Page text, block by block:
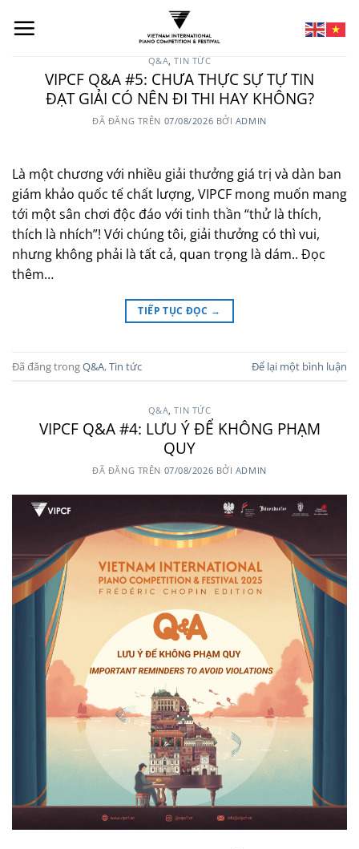
Q&A,TIN TỨC
VIPCF Q&A #5: CHƯA THỰC SỰ TỰ TIN
ĐẠT GIẢI CÓ NÊN ĐI THI HAY KHÔNG?
ĐÃ ĐĂNG TRÊN 07/08/2026 BỞI ADMIN
Là một chương với nhiều giải thưởng giá trị và dàn ban
giám khảo quốc tế chất lượng, VIPCF mong muốn mang
tới một sân chơi độc đáo với tinh thần “thử là thích,
thích là nhích”! Với chúng tôi, giải thưởng có thì vui,
nhưng không phải là tất cả, quan trọng là dám.. Đọc
thêm…
TIẾP TỤC ĐỌC →
Đã đăng trongQ&A,Tin tức Để lại một bình luận
Q&A,TIN TỨC
VIPCF Q&A #4: LƯU Ý ĐỂ KHÔNG PHẠM
QUY
ĐÃ ĐĂNG TRÊN 07/08/2026 BỞI ADMIN